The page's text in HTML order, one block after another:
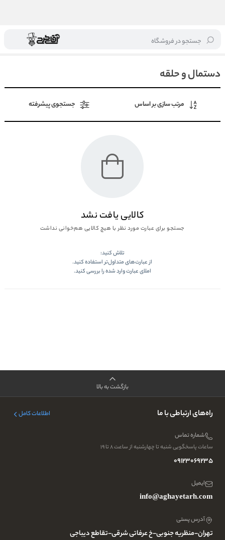
جستجو در فروشگاه خانه / لوازم غذاخوری/
دستمال و حلقه
مرتب سازی بر اساس جستجوی پیشرفته
کالایی یافت نشد
جستجو برای عبارت مورد نظر با هیچ کالایی هم‌خوانی نداشت
تلاش کنید:
از عبارت‌های متداول‌تر استفاده کنید.
املای عبارت وارد شده را بررسی کنید.
بازگشت به بالا
راه‌های ارتباطی با ما اطلاعات کامل
شماره تماس
ساعات پاسخگویی شنبه تا چهارشنبه از ساعت ۸ تا ۱۹
09123069235
ایمیل
info@aghayetarh.com
آدرس پستی
تهران-منظریه جنوبی-خ عرفاتی شرقی-تقاطع دیباجی